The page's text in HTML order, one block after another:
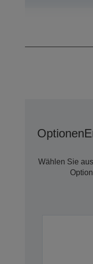
Optionen
Wählen Sie